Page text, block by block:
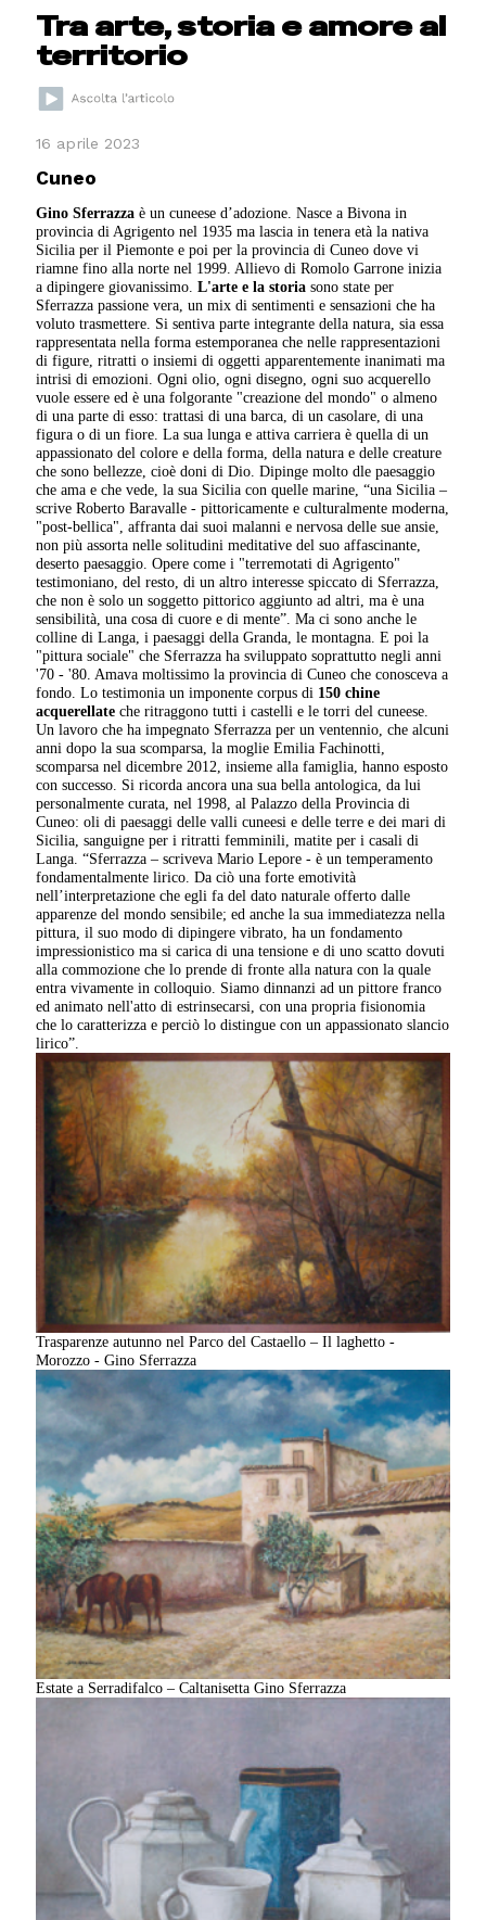
Tra arte, storia e amore al
territorio
16 aprile 2023
Cuneo
Gino Sferrazza è un cuneese d’adozione. Nasce a Bivona in
provincia di Agrigento nel 1935 ma lascia in tenera età la nativa
Sicilia per il Piemonte e poi per la provincia di Cuneo dove vi
riamne fino alla norte nel 1999. Allievo di Romolo Garrone inizia
a dipingere giovanissimo.L'arte e la storia sono state per
Sferrazza passione vera, un mix di sentimenti e sensazioni che ha
voluto trasmettere. Si sentiva parte integrante della natura, sia essa
rappresentata nella forma estemporanea che nelle rappresentazioni
di figure, ritratti o insiemi di oggetti apparentemente inanimati ma
intrisi di emozioni. Ogni olio, ogni disegno, ogni suo acquerello
vuole essere ed è una folgorante "creazione del mondo" o almeno
di una parte di esso: trattasi di una barca, di un casolare, di una
figura o di un fiore. La sua lunga e attiva carriera è quella di un
appassionato del colore e della forma, della natura e delle creature
che sono bellezze, cioè doni di Dio. Dipinge molto dle paesaggio
che ama e che vede, la sua Sicilia con quelle marine, “una Sicilia –
scrive Roberto Baravalle - pittoricamente e culturalmente moderna,
"post-bellica", affranta dai suoi malanni e nervosa delle sue ansie,
non più assorta nelle solitudini meditative del suo affascinante,
deserto paesaggio. Opere come i "terremotati di Agrigento"
testimoniano, del resto, di un altro interesse spiccato di Sferrazza,
che non è solo un soggetto pittorico aggiunto ad altri, ma è una
sensibilità, una cosa di cuore e di mente”. Ma ci sono anche le
colline di Langa, i paesaggi della Granda, le montagna. E poi la
"pittura sociale" che Sferrazza ha sviluppato soprattutto negli anni
'70 - '80. Amava moltissimo la provincia di Cuneo che conosceva a
fondo. Lo testimonia un imponente corpus di 150 chine
acquerellate che ritraggono tutti i castelli e le torri del cuneese.
Un lavoro che ha impegnato Sferrazza per un ventennio, che alcuni
anni dopo la sua scomparsa, la moglie Emilia Fachinotti,
scomparsa nel dicembre 2012, insieme alla famiglia, hanno esposto
con successo. Si ricorda ancora una sua bella antologica, da lui
personalmente curata, nel 1998, al Palazzo della Provincia di
Cuneo: oli di paesaggi delle valli cuneesi e delle terre e dei mari di
Sicilia, sanguigne per i ritratti femminili, matite per i casali di
Langa. “Sferrazza – scriveva Mario Lepore - è un temperamento
fondamentalmente lirico. Da ciò una forte emotività
nell’interpretazione che egli fa del dato naturale offerto dalle
apparenze del mondo sensibile; ed anche la sua immediatezza nella
pittura, il suo modo di dipingere vibrato, ha un fondamento
impressionistico ma si carica di una tensione e di uno scatto dovuti
alla commozione che lo prende di fronte alla natura con la quale
entra vivamente in colloquio. Siamo dinnanzi ad un pittore franco
ed animato nell'atto di estrinsecarsi, con una propria fisionomia
che lo caratterizza e perciò lo distingue con un appassionato slancio
lirico”.
Trasparenze autunno nel Parco del Castaello – Il laghetto -
Morozzo - Gino Sferrazza
Estate a Serradifalco – Caltanisetta Gino Sferrazza